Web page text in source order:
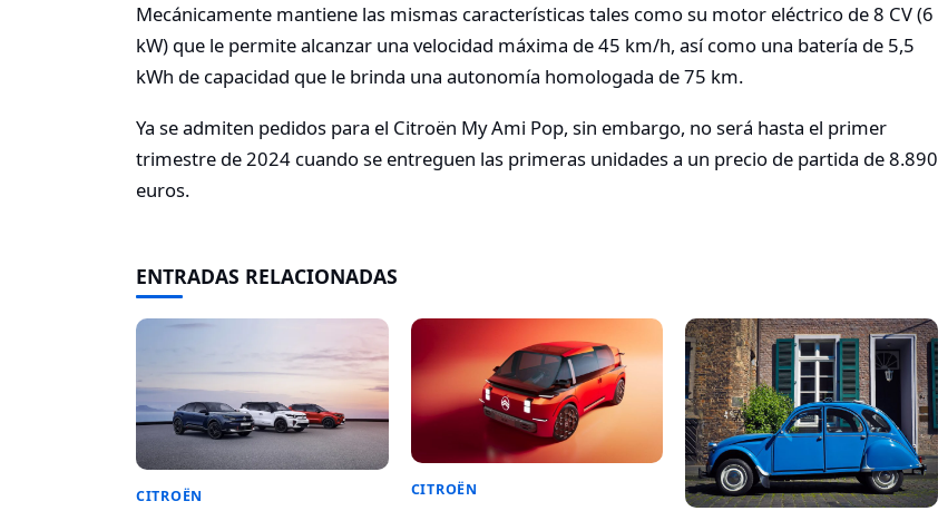
Mecánicamente mantiene las mismas características tales como su motor eléctrico de 8 CV (6
kW) que le permite alcanzar una velocidad máxima de 45 km/h, así como una batería de 5,5
kWh de capacidad que le brinda una autonomía homologada de 75 km.
Ya se admiten pedidos para el Citroën My Ami Pop, sin embargo, no será hasta el primer
trimestre de 2024 cuando se entreguen las primeras unidades a un precio de partida de 8.890
euros.
ENTRADAS RELACIONADAS
CITROËN CITROËN